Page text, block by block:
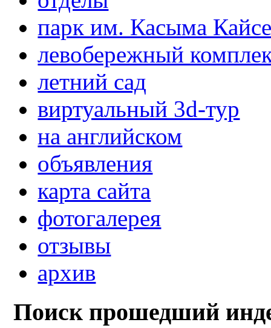
парк им. Касыма
левобережный
летний сад
виртуальный 3d-тур
на английском
объявления
карта сайта
фотогалерея
отзывы
архив
Поиск прошедший